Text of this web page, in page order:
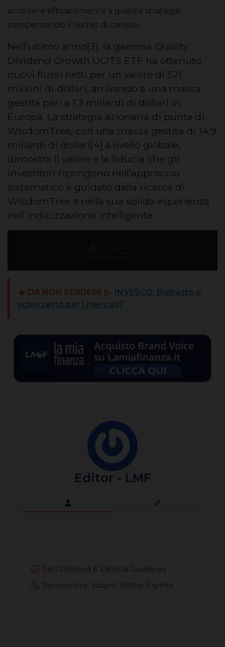
accedere efficacemente a queste strategie
compensando il rischio di cambio.
Nell’ultimo anno[3], la gamma Quality
Dividend Growth UCITS ETF ha ottenuto
nuovi flussi netti per un valore di 521
milioni di dollari, arrivando a una massa
gestita pari a 1,3 miliardi di dollari in
Europa. La strategia azionaria di punta di
WisdomTree, con una massa gestita di 14,9
miliardi di dollari[4] a livello globale,
dimostra il valore e la fiducia che gli
investitori ripongono nell’approccio
sistematico e guidato dalla ricerca di
WisdomTree e nella sua solida esperienza
nell’indicizzazione intelligente.
🔥 DA NON PERDERE ▷
INVESCO: Dolcetto o
scherzetto per i mercati?
Editor - LMF
Fact Checked & Editorial Guidelines
Reviewed by: Subject Matter Experts